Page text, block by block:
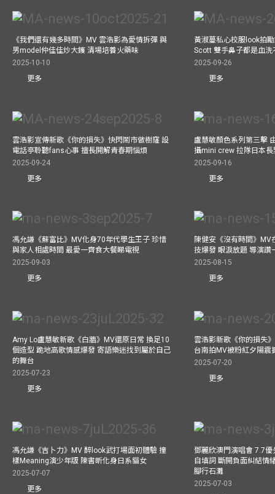
《我們還有幾多時間》MV 雲浩影為愛情拆彈 與
男model仲佳佳炒大鑊 清場培養火藥味
2025-10-10
更多
黃淑蔓私心校服look拍
Scott 雙手鼻子都是血洗
2025-09-26
更多
雲浩影宣傳新歌《你的損失》快閃鬧市做樹窿 設
電話亭聆聽fans心事 擅長開解青春期惱煩
2025-09-24
更多
盧慧敏顏色系列第三擊
攝mini crew 拉隊日本長
2025-09-16
更多
馮允謙《蘇富比》MV化身70年代學生王子 珍惜
與家人相處時間 最愛一齊食大餐睇電視
2025-09-03
更多
陳健安《沒有時間》
技爆發 眼淚放題 導演
2025-08-15
更多
Amy Lo盧慧敏新歌《白牆》MV還原日常 換足10
個造型 跪地高歌情感爆發 寄語樂迷找到屬於自己
的舞台
2025-07-23
更多
雲浩影新歌《你的損失
台南拍MV被粉紅夕陽震
2025-07-20
更多
馮允謙《吉卜力》MV 醉look武打場面初體驗 撞
樣Meaning演少年版 陳書昕化身日系貓女
2025-07-07
更多
鄧麗欣澳門演唱會 7.7
自填詞 斷開負面糾結情
腳行石灘
2025-07-03